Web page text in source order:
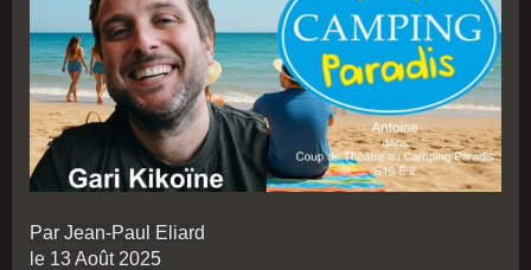
Par Jean-Paul Eliard
le 13 Août 2025